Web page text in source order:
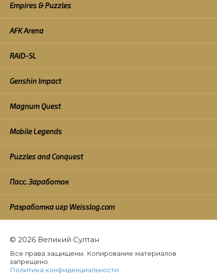
Empires & Puzzles
AFK Arena
RAID-SL
Genshin Impact
Magnum Quest
Mobile Legends
Puzzles and Conquest
Пасс. Заработок
Разработка игр Weisslog.com
© 2026 Великий Султан
Все права защищены. Копирование материалов
запрещено.
Политика конфиденциальности